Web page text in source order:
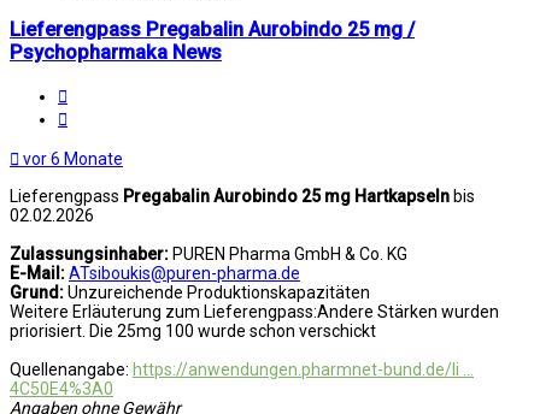
Lieferengpass Pregabalin Aurobindo 25 mg /
Psychopharmaka News
vor 6 Monate
Lieferengpass Pregabalin Aurobindo 25 mg Hartkapseln bis
02.02.2026
Zulassungsinhaber: PUREN Pharma GmbH & Co. KG
E-Mail:ATsiboukis@puren-pharma.de
Grund:Unzureichende Produktionskapazitäten
Weitere Erläuterung zum Lieferengpass:Andere Stärken wurden
priorisiert. Die 25mg 100 wurde schon verschickt
Quellenangabe: https://anwendungen.pharmnet-bund.de/li ...
4C50E4%3A0
Angaben ohne Gewähr